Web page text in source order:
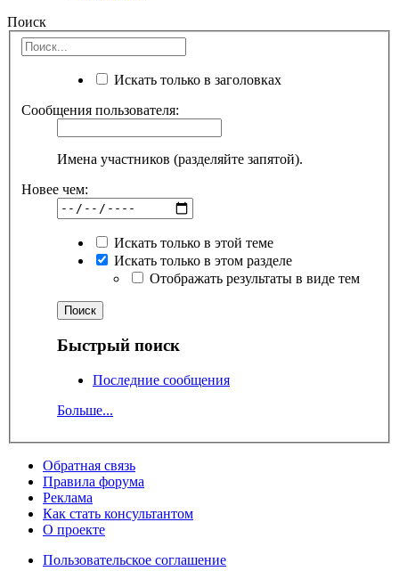
Поиск
Искать только в заголовках
Сообщения пользователя:
Имена участников (разделяйте запятой).
Новее чем:
Искать только в этой теме
Искать только в этом разделе
Отображать результаты в виде тем
Быстрый поиск
Последние сообщения
Больше...
Обратная связь
Правила форума
Реклама
Как стать консультантом
О проекте
Пользовательское соглашение